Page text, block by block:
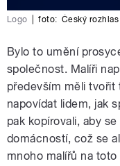
Logo foto: Český rozhlas
Bylo to umění
společnost. Malíři
především měli tvořit
napovídat lidem, jak
pak kopírovali, aby
domácností, což se
mnoho malířů na